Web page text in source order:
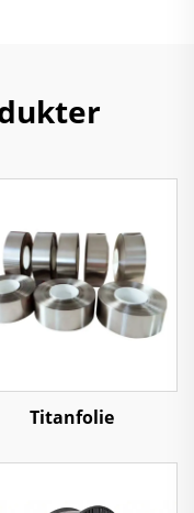
Titanfolie